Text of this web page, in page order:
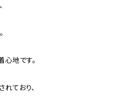
心地です。
ており、